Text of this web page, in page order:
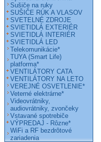
Sušiče na ruky
SUŠIČE RÚK A VLASOV
SVETELNÉ ZDROJE
SVIETIDLÁ EXTERIÉR
SVIETIDLÁ INTERIÉR
SVIETIDLÁ LED
Telekomunikácie*
TUYA (Smart Life)
platforma*
VENTILÁTORY CATA
VENTILÁTORY NA LETO
VEREJNÉ OSVETLENIE*
Veterné elektrárne*
Videovrátniky,
audiovrátniky, zvončeky
Vstavané spotrebiče
VÝPREDAJ - Rôzne*
WiFi a RF bezdrôtové
zariadenia